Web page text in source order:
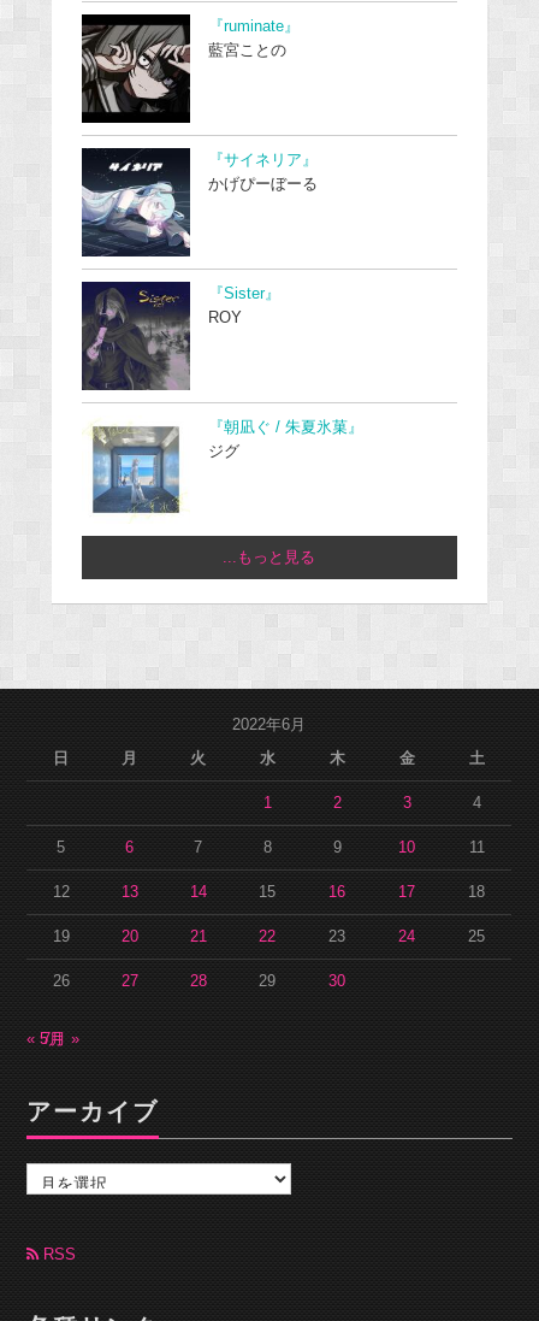
『ruminate』
藍宮ことの
『サイネリア』
かげぴーぼーる
『Sister』
ROY
『朝凪ぐ / 朱夏氷菓』
ジグ
...もっと見る
2022年6月
日
月 火 水 木 金 土
1 2 3 4
5 6 7 8 9 10 11
12 13 14 15 16 17 18
19 20 21 22 23 24 25
26 27 28 29 30
« 5月7月 »
アーカイブ
カ
ブ RSS